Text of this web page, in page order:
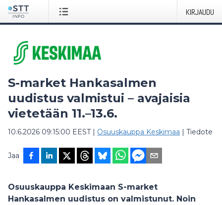
KIRJAUDU
S-market Hankasalmen
uudistus valmistui – avajaisia
vietetään 11.–13.6.
10.6.2026 09:15:00 EEST| Osuuskauppa Keskimaa | Tiedote
Jaa
Osuuskauppa Keskimaan S-market
Hankasalmen uudistus on valmistunut. Noin